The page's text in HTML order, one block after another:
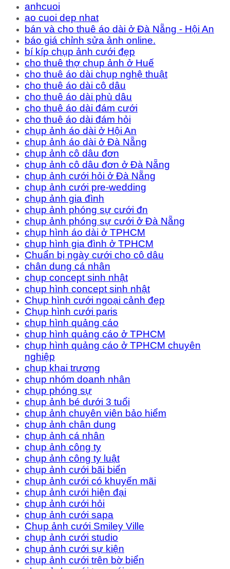
anhcuoi
ao cuoi dep nhat
bán và cho thuê áo dài ở Đà Nẵng - Hội An
báo giá chỉnh sửa ảnh online.
bí kíp chụp ảnh cưới đẹp
cho thuê thợ chụp ảnh ở Huế
cho thuê áo dài chụp nghệ thuật
cho thuê áo dài cô dâu
cho thuê áo dài phù dâu
cho thuê áo dài đám cưới
cho thuê áo dài đám hỏi
chụp ảnh áo dài ở Hội An
chụp ảnh áo dài ở Đà Nẵng
chụp ảnh cô dâu đơn
chụp ảnh cô dâu đơn ở Đà Nẵng
chụp ảnh cưới hỏi ở Đà Nẵng
chụp ảnh cưới pre-wedding
chụp ảnh gia đình
chụp ảnh phóng sự cưới đn
chụp ảnh phóng sự cưới ở Đà Nẵng
chụp hình áo dài ở TPHCM
chụp hình gia đình ở TPHCM
Chuẩn bị ngày cưới cho cô dâu
chân dung cá nhân
chụp concept sinh nhật
chụp hình concept sinh nhật
Chụp hình cưới ngoại cảnh đẹp
Chụp hình cưới paris
chụp hình quảng cáo
chụp hình quảng cáo ở TPHCM
chụp hình quảng cáo ở TPHCM chuyên
nghiệp
chụp khai trương
chụp nhóm doanh nhân
chụp phóng sự
chụp ảnh bé dưới 3 tuổi
chụp ảnh chuyên viên bảo hiểm
chụp ảnh chân dung
chụp ảnh cá nhân
chụp ảnh công ty
chụp ảnh công ty luật
chụp ảnh cưới bãi biển
chụp ảnh cưới có khuyến mãi
chụp ảnh cưới hiện đại
chụp ảnh cưới hỏi
chụp ảnh cưới sapa
Chụp ảnh cưới Smiley Ville
chụp ảnh cưới studio
chụp ảnh cưới sự kiện
chụp ảnh cưới trên bờ biển